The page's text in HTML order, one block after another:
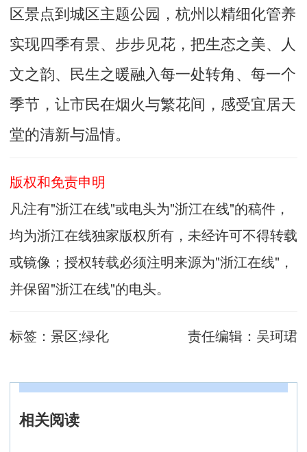
区景点到城区主题公园，杭州以精细化管养
实现四季有景、步步见花，把生态之美、人
文之韵、民生之暖融入每一处转角、每一个
季节，让市民在烟火与繁花间，感受宜居天
堂的清新与温情。
版权和免责申明
凡注有"浙江在线"或电头为"浙江在线"的稿件，
均为浙江在线独家版权所有，未经许可不得转载
或镜像；授权转载必须注明来源为"浙江在线"，
并保留"浙江在线"的电头。
标签： 景区;绿化 责任编辑： 吴珂珺
相关阅读